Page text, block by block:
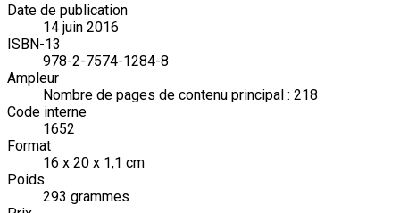
Date de publication
14 juin 2016
ISBN-13
978-2-7574-1284-8
Ampleur
Nombre de pages de contenu principal : 218
Code interne
1652
Format
16 x 20 x 1,1 cm
Poids
293 grammes